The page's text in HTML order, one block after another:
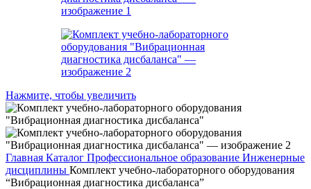
Нажмите, чтобы увеличить
Главная Каталог Профессиональное образование Инженерные
дисциплины Комплект учебно-лабораторного оборудования
“Вибрационная диагностика дисбаланса”